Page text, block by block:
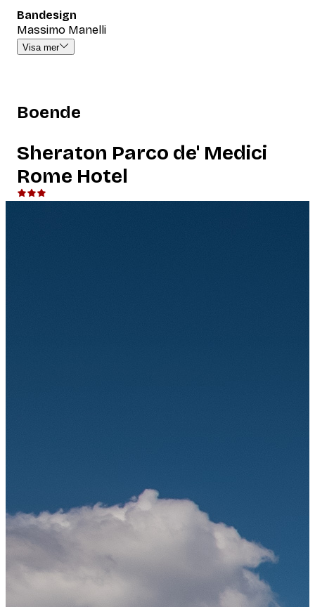
Bandesign
Massimo Manelli
Visa mer
Boende
Sheraton Parco de' Medici
Rome Hotel